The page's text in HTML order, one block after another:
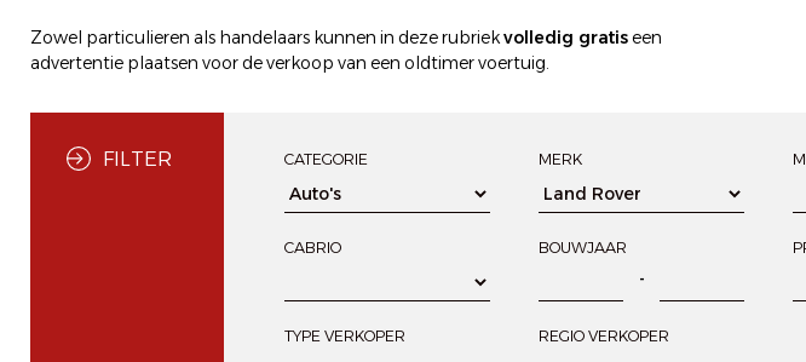
Zowel particulieren als handelaars kunnen in deze rubriekvolledig gratis een
advertentie plaatsen voor deverkoop van een oldtimer voertuig.
FILTER CATEGORIE MERK
CABRIO BOUWJAAR
-
TYPE VERKOPER REGIO VERKOPER